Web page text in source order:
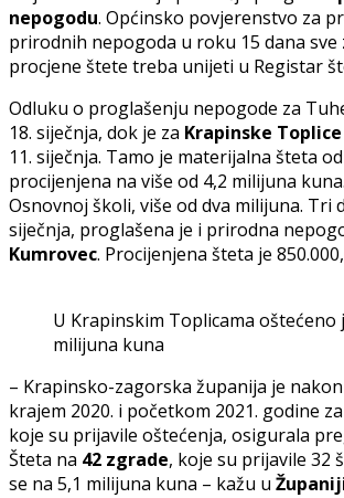
nepogodu. Općinsko povjerenstvo za
prirodnih nepogoda u roku 15 dana sve
procjene štete treba unijeti u Registar
Odluku o proglašenju nepogode za
18. siječnja, dok je za Krapinske Toplice
11. siječnja. Tamo je materijalna šteta
procijenjena na više od 4,2 milijuna
Osnovnoj školi, više od dva milijuna. Tri
siječnja, proglašena je i prirodna
Kumrovec. Procijenjena šteta je
U Krapinskim Toplicama oštećeno
milijuna kuna
– Krapinsko-zagorska županija je
krajem 2020. i početkom 2021. godine
koje su prijavile oštećenja, osigurala
Šteta na 42 zgrade, koje su prijavile 32
se na 5,1 milijuna kuna – kažu u